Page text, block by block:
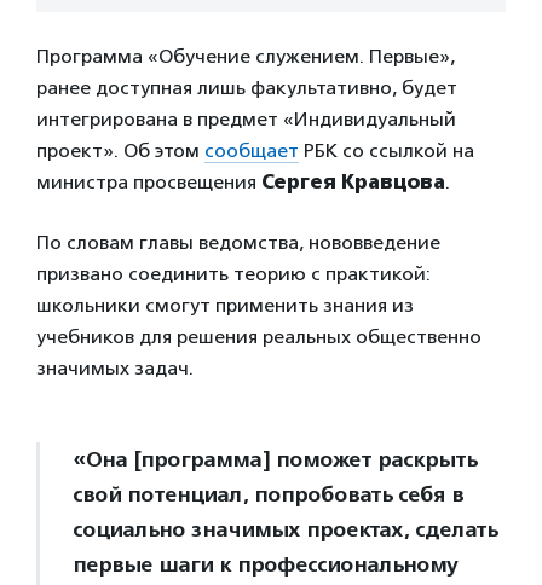
Программа «Обучение служением. Первые»,
ранее доступная лишь факультативно, будет
интегрирована в предмет «Индивидуальный
проект». Об этом сообщает РБК со ссылкой на
министра просвещения Сергея Кравцова.
По словам главы ведомства, нововведение
призвано соединить теорию с практикой:
школьники смогут применить знания из
учебников для решения реальных общественно
значимых задач.
«Она [программа] поможет раскрыть
свой потенциал, попробовать себя в
социально значимых проектах, сделать
первые шаги к профессиональному